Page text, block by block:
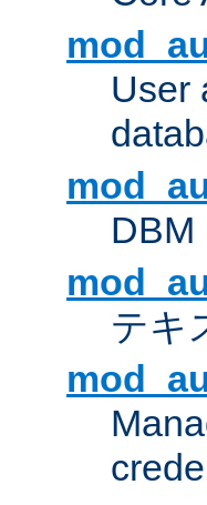
User
テキ